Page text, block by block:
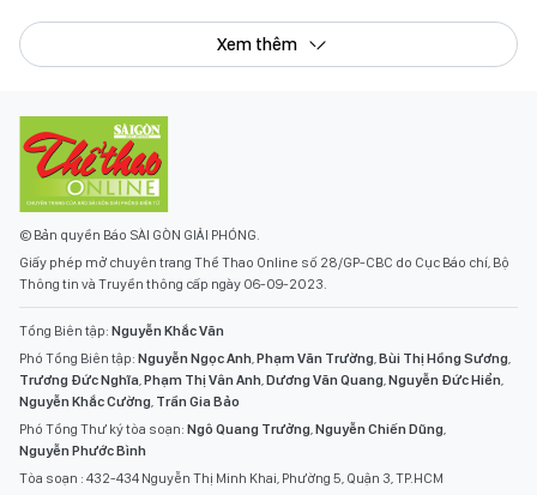
Xem thêm
© Bản quyền Báo SÀI GÒN GIẢI PHÓNG.
Giấy phép mở chuyên trang Thể Thao Online số 28/GP-CBC do Cục Báo chí, Bộ
Thông tin và Truyền thông cấp ngày 06-09-2023.
Tổng Biên tập: Nguyễn Khắc Văn
Phó Tổng Biên tập: Nguyễn Ngọc Anh Phạm Văn Trường Bùi Thị Hồng Sương
Trương Đức Nghĩa Phạm Thị Vân Anh Dương Văn Quang Nguyễn Đức Hiển
Nguyễn Khắc Cường Trần Gia Bảo
Phó Tổng Thư ký tòa soạn: Ngô Quang Trưởng Nguyễn Chiến Dũng
Nguyễn Phước Bình
Tòa soạn : 432-434 Nguyễn Thị Minh Khai, Phường 5, Quận 3, TP.HCM